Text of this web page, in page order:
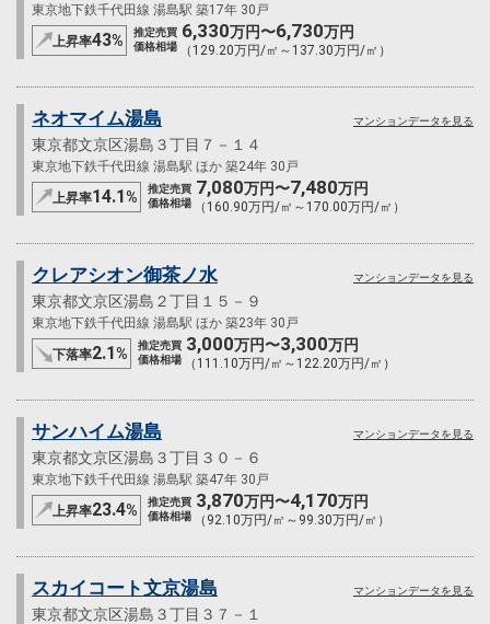
東京地下鉄千代田線 湯島駅 築17年 30戸
上昇率43%
推定売買
価格相場
6,330万円〜6,730万円
（129.20万円/㎡～137.30万円/㎡）
ネオマイム湯島
東京都文京区湯島３丁目７－１４
東京地下鉄千代田線 湯島駅 ほか 築24年 30戸
上昇率14.1%
推定売買
価格相場
7,080万円〜7,480万円
（160.90万円/㎡～170.00万円/㎡）
マンションデータを見る
クレアシオン御茶ノ水
東京都文京区湯島２丁目１５－９
東京地下鉄千代田線 湯島駅 ほか 築23年 30戸
下落率2.1%
推定売買
価格相場
3,000万円〜3,300万円
（111.10万円/㎡～122.20万円/㎡）
マンションデータを見る
サンハイム湯島
東京都文京区湯島３丁目３０－６
東京地下鉄千代田線 湯島駅 築47年 30戸
上昇率23.4%
推定売買
価格相場
3,870万円〜4,170万円
（92.10万円/㎡～99.30万円/㎡）
マンションデータを見る
スカイコート文京湯島
東京都文京区湯島３丁目３７－１
マンションデータを見る